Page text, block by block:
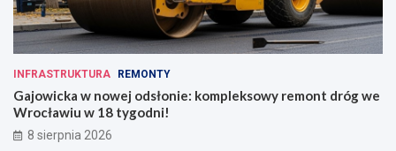
INFRASTRUKTURA REMONTY
Gajowicka w nowej odsłonie: kompleksowy remont dróg we
Wrocławiu w 18 tygodni!
8 sierpnia 2026